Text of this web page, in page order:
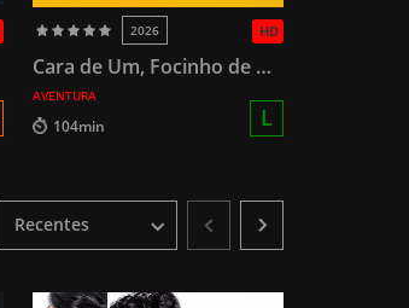
HD
2026
Cara de Um, Focinho de Outro
AVENTURA
104min L
Recentes